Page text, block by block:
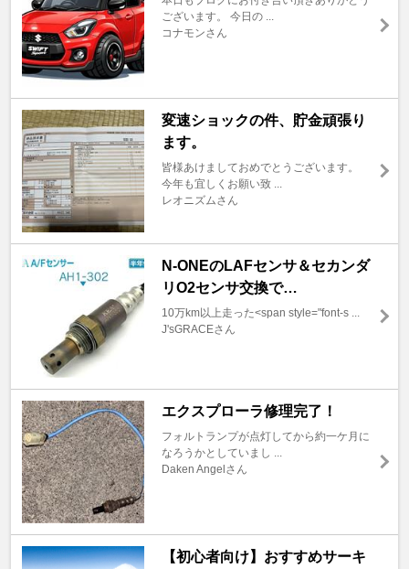
ございます。 今日の ...
コナモンさん
変速ショックの件、貯金頑張り
ます。
皆様あけましておめでとうございます。
今年も宜しくお願い致 ...
レオニズムさん
N-ONEのLAFセンサ＆セカンダ
リO2センサ交換で…
10万km以上走った<span style="font-s ...
J'sGRACEさん
エクスプローラ修理完了！
フォルトランプが点灯してから約一ケ月に
なろうかとしていまし ...
Daken Angelさん
【初心者向け】おすすめサーキ